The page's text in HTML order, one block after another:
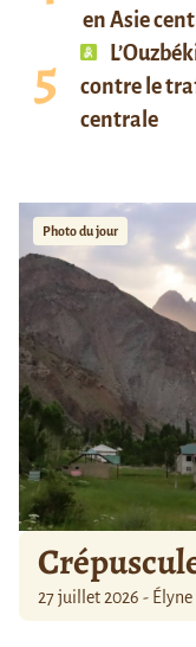
en Asie
contre le
centrale
Photo du jour
27 juillet 2026 - Élyne